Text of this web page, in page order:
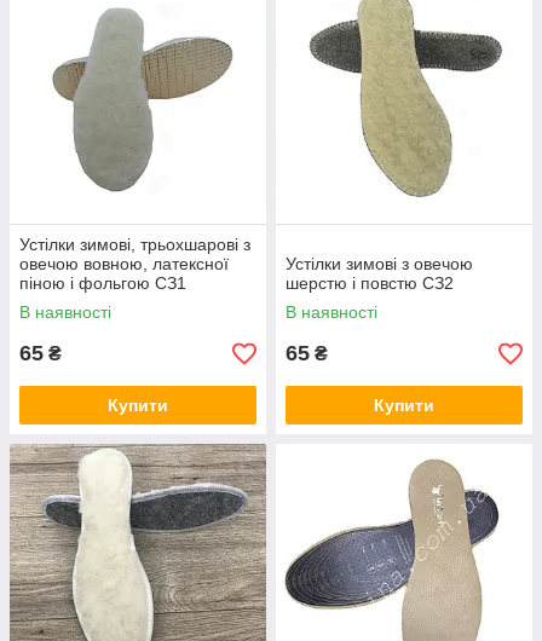
Устілки зимові, трьохшарові з
овечою вовною, латексної
піною і фольгою СЗ1
В наявності
65 ₴
Купити
Устілки зимові з овечою
шерстю і повстю СЗ2
В наявності
65 ₴
Купити